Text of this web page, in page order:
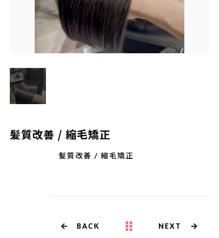
髪質改善 / 縮毛矯正
髪質改善 / 縮毛矯正
BACK NEXT
ご予約はこちら